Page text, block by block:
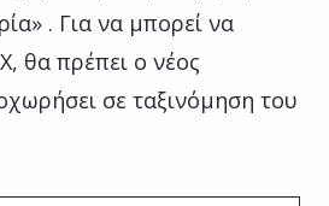
. Για να μπορεί να
θα πρέπει ο νέος
σε ταξινόμηση του